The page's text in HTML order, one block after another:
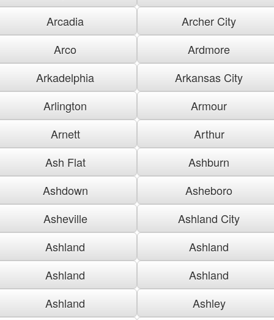
Arcadia
Archer City
Arco
Ardmore
Arkadelphia
Arkansas City
Arlington
Armour
Arnett
Arthur
Ash Flat
Ashburn
Ashdown
Asheboro
Asheville
Ashland City
Ashland
Ashland
Ashland
Ashland
Ashland
Ashley